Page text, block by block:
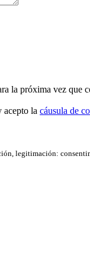
la próxima vez que
acepto la cáusula de
legitimación: